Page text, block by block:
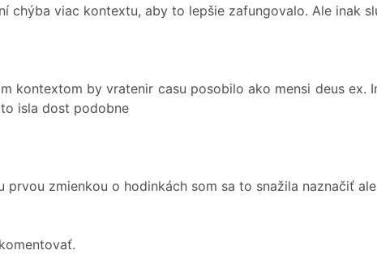
chýba viac kontextu, aby to lepšie zafungovalo. Ale inak
kontextom by vratenir casu posobilo ako mensi deus ex.
isla dost podobne
prvou zmienkou o hodinkách som sa to snažila naznačiť